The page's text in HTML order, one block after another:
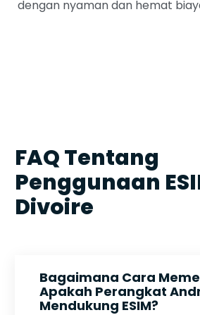
dengan nyaman dan hemat
FAQ Tentang
Penggunaan
Divoire
Bagaimana Cara
Apakah Perangkat
Mendukung ESIM?